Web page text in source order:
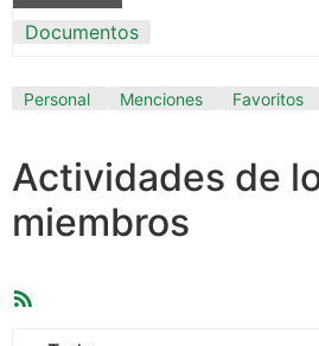
Documentos
Personal Menciones Favoritos
Actividades de
miembros